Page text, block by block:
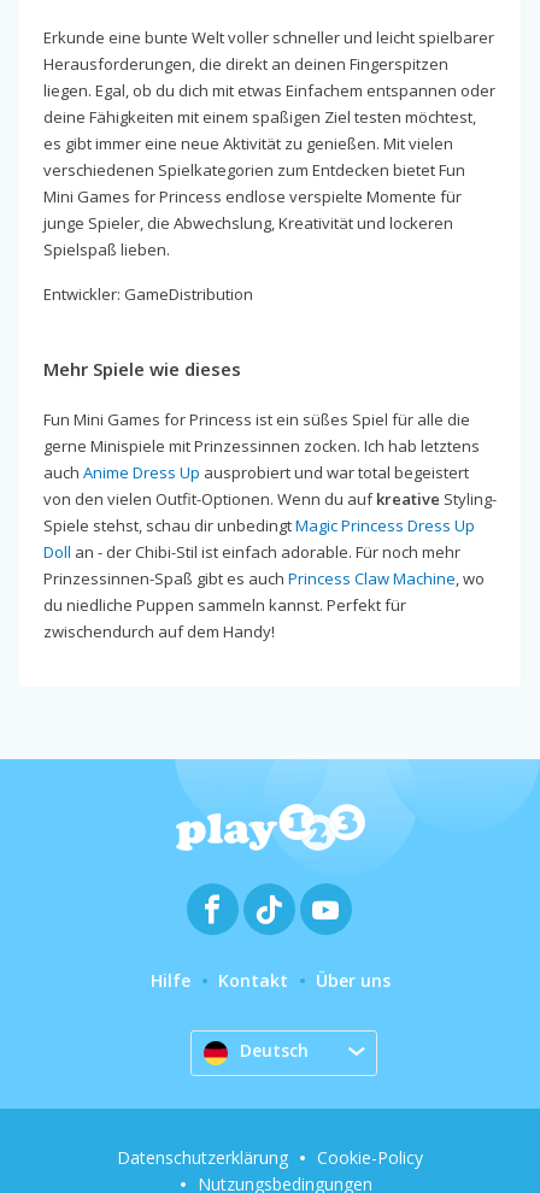
Erkunde eine bunte Welt voller schneller und leicht spielbarer
Herausforderungen, die direkt an deinen Fingerspitzen
liegen. Egal, ob du dich mit etwas Einfachem entspannen oder
deine Fähigkeiten mit einem spaßigen Ziel testen möchtest,
es gibt immer eine neue Aktivität zu genießen. Mit vielen
verschiedenen Spielkategorien zum Entdecken bietet Fun
Mini Games for Princess endlose verspielte Momente für
junge Spieler, die Abwechslung, Kreativität und lockeren
Spielspaß lieben.
Entwickler: GameDistribution
Mehr Spiele wie dieses
Fun Mini Games for Princess ist ein süßes Spiel für alle die
gerne Minispiele mit Prinzessinnen zocken. Ich hab letztens
auch Anime Dress Up ausprobiert und war total begeistert
von den vielen Outfit-Optionen. Wenn du aufkreative Styling-
Spiele stehst, schau dir unbedingtMagic Princess Dress Up
Doll an - der Chibi-Stil ist einfach adorable. Für noch mehr
Prinzessinnen-Spaß gibt es auch Princess Claw Machine, wo
du niedliche Puppen sammeln kannst. Perfekt für
zwischendurch auf dem Handy!
Hilfe Kontakt Über uns
Deutsch
Datenschutzerklärung
Cookie-Policy
Nutzungsbedingungen